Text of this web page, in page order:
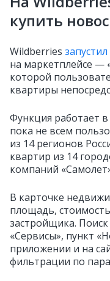
купить
Wildberries запустил
на маркетплейсе —
которой
квартиры
Функция работает
пока не всем
из 14 регионов
квартир из 14
компаний
В карточке
площадь,
застройщика. Поиск
«Сервисы», пункт
приложении и на
фильтрации по